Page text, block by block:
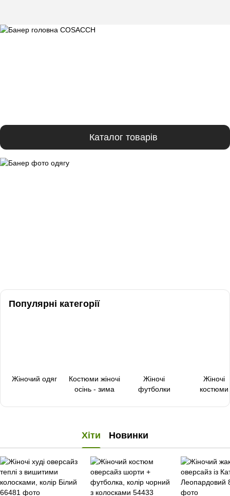
Каталог товарів
Популярні категорії
Жіночий одяг
Костюми жіночі
осінь - зима
Жіночі
футболки
Жіночі
костюми
Хіти Новинки